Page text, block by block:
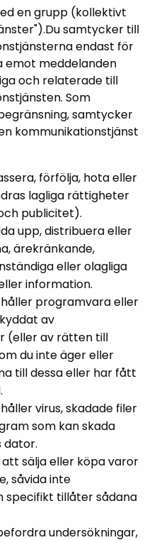
en grupp (kollektivt
samtycker till
endast för
emot meddelanden
och relaterade till
Som
samtycker
kommunikationstjänst
förfölja, hota eller
lagliga rättigheter
publicitet).
upp, distribuera eller
ärekränkande,
eller olagliga
information.
programvara eller
av
(eller av rätten till
du inte äger eller
till dessa eller har fått
virus, skadade filer
som kan skada
dator.
sälja eller köpa varor
såvida inte
specifikt tillåter sådana
undersökningar,